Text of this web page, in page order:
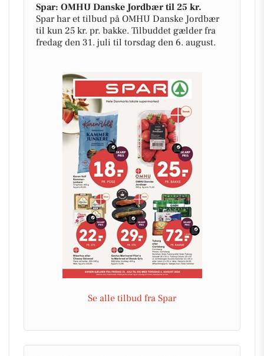
Spar: OMHU Danske Jordbær til 25 kr.
Spar har et tilbud på OMHU Danske Jordbær
til kun 25 kr. pr. bakke. Tilbuddet gælder fra
fredag den 31. juli til torsdag den 6. august.
Se alle tilbud fra Spar